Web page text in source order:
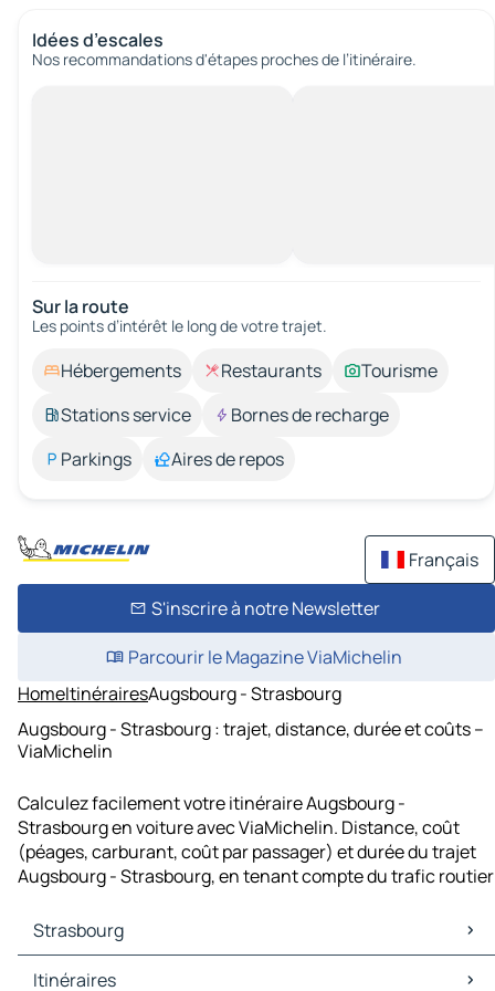
Idées d’escales
Nos recommandations d'étapes proches de l’itinéraire.
Sur la route
Les points d’intérêt le long de votre trajet.
Hébergements Restaurants
Tourisme
Stations service
Bornes de recharge
Parkings
Aires de repos
Français
S'inscrire à notre Newsletter
Parcourir le Magazine ViaMichelin
HomeItinérairesAugsbourg - Strasbourg
Augsbourg - Strasbourg : trajet, distance, durée et coûts –
ViaMichelin
Calculez facilement votre itinéraire Augsbourg -
Strasbourg en voiture avec ViaMichelin. Distance, coût
(péages, carburant, coût par passager) et durée du trajet
Augsbourg - Strasbourg, en tenant compte du trafic routier
Strasbourg
Strasbourg Cartes et plans
Itinéraires